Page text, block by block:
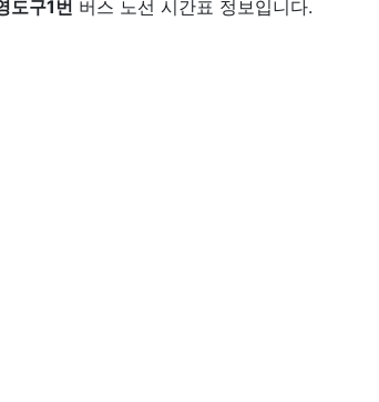
도구1번 버스 노선 시간표 정보입니다.